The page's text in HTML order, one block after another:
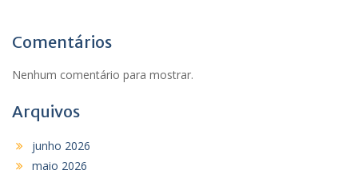
Comentários
Nenhum comentário para mostrar.
Arquivos
junho 2026
maio 2026